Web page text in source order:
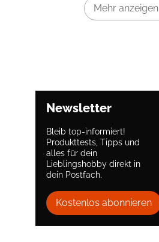
Mehr anzeigen
Newsletter
Bleib top-informiert!
Produkttests, Tipps und
alles für dein
Lieblingshobby direkt in
dein Postfach.
Kostenlos abonnieren